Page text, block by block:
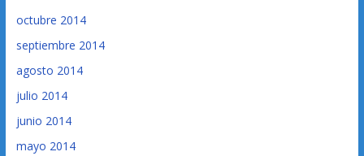
octubre 2014
septiembre 2014
agosto 2014
julio 2014
junio 2014
mayo 2014